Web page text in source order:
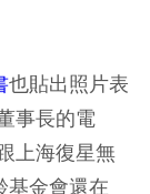
也貼出照片表
事長的電
上海復星無
基金會還在